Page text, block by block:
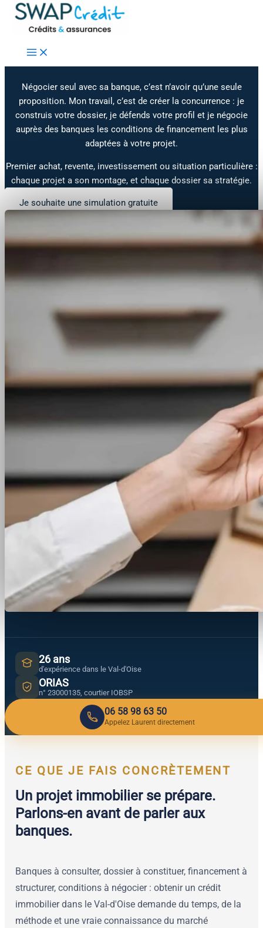
Aller au contenu
CRÉDIT IMMOBILIER
négocié et accompagné de A à Z
Négocier seul avec sa banque, c’est n’avoir qu’une seule
proposition. Mon travail, c’est de créer la concurrence : je
construis votre dossier, je défends votre profil et je négocie
auprès des banques les conditions de financement les plus
adaptées à votre projet.
Premier achat, revente, investissement ou situation particulière :
chaque projet a son montage, et chaque dossier sa stratégie.
Je souhaite une simulation gratuite
26 ans
d'expérience dans le Val-d'Oise
ORIAS
n° 23000135, courtier IOBSP
06 58 98 63 50
Appelez Laurent directement
CE QUE JE FAIS CONCRÈTEMENT
Un projet immobilier se prépare.
Parlons-en avant de parler aux
banques.
Banques à consulter, dossier à constituer, financement à
structurer, conditions à négocier : obtenir un crédit
immobilier dans le Val-d'Oise demande du temps, de la
méthode et une vraie connaissance du marché